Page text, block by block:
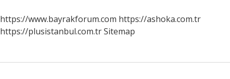
https://www.bayrakforum.com https://ashoka.com.tr
https://plusistanbul.com.trSitemap